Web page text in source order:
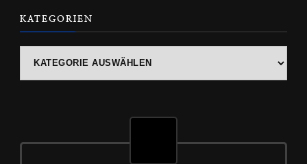
KATEGORIEN